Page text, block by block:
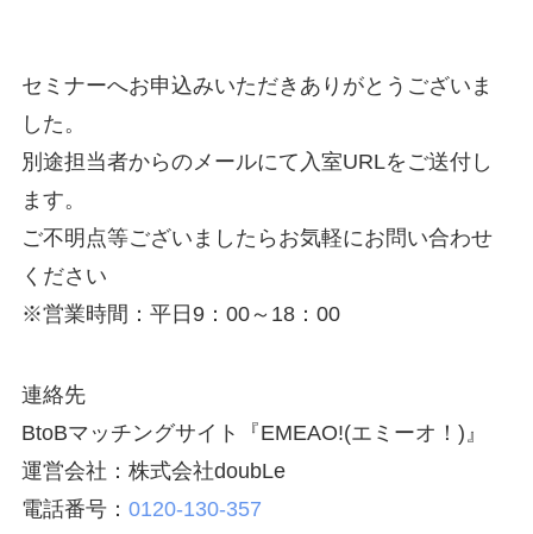
セミナーへお申込みいただきありがとうございま
した。
別途担当者からのメールにて入室URLをご送付し
ます。
ご不明点等ございましたらお気軽にお問い合わせ
ください
※営業時間：平日9：00～18：00
連絡先
BtoBマッチングサイト『EMEAO!(エミーオ！)』
運営会社：株式会社doubLe
電話番号： 0120-130-357